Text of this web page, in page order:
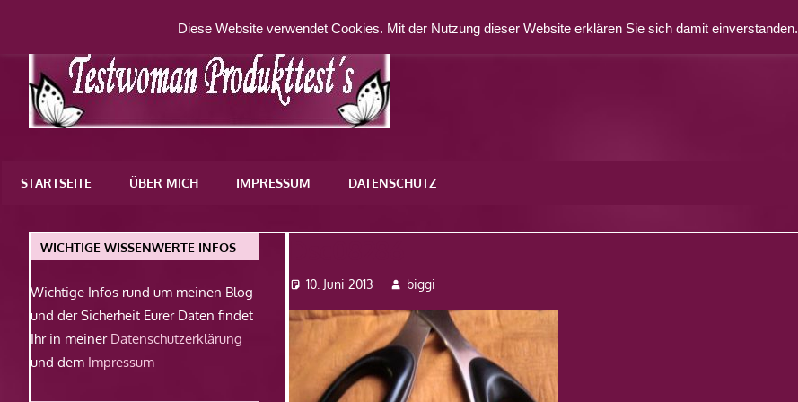
springen
WordPress-
STARTSEITE ÜBER MICH IMPRESSUM DATENSCHUTZ
10. Juni 2013 biggi
WICHTIGE WISSENWERTE INFOS
Wichtige Infos rund um meinen Blog
und der Sicherheit Eurer Daten findet
Ihr in meiner Datenschutzerklärung
und dem Impressum
Diese Website verwendet Cookies. Mit der Nutzung dieser Website erklären Sie sich damit einverstanden.